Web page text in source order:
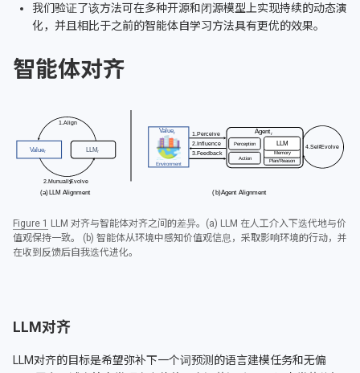
我们验证了该方法可在多种开源和闭源模型上实现持续的动态演
化，并且相比于之前的智能体自学习方法具有更优的效果。
智能体对齐
Figure 1 LLM 对齐与智能体对齐之间的差异。(a) LLM 在人工介入下迭代地与价
值观保持一致。 (b) 智能体从环境中感知价值观信息，采取影响环境的行动，并
在收到反馈后自我迭代进化。
LLM对齐
LLM对齐的目标是希望弥补下一个词预测的语言建模任务和无偏